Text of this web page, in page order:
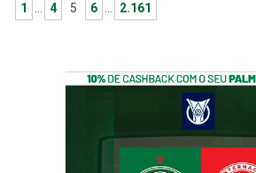
1 4 5 6 2.161